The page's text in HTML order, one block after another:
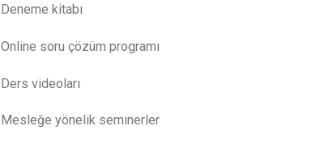
Deneme kitabı
Online soru çözüm programı
Ders videoları
Mesleğe yönelik seminerler